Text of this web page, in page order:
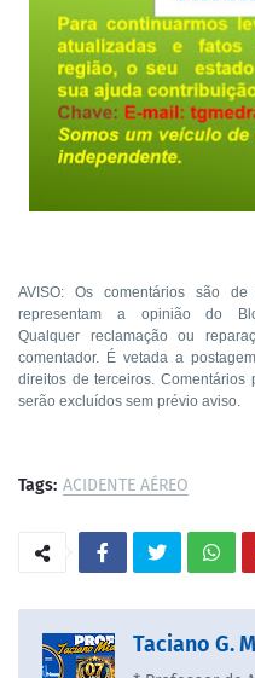
AVISO: Os comentários são
representam a opinião do
Qualquer reclamação ou
comentador. É vetada a
direitos de terceiros.
serão excluídos sem prévio aviso.
Tags: ACIDENTE AÉREO
Taciano G.